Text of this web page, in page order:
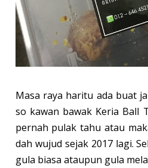
Masa raya haritu ada buat
so kawan bawak Keria Ball
pernah pulak tahu atau
dah wujud sejak 2017 lagi.
gula biasa ataupun gula